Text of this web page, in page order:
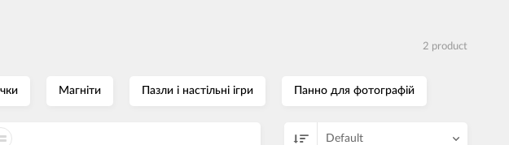
2 product
Магніти Пазли і настільні ігри Панно для фотографій
Default